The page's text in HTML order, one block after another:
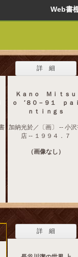
Web
詳 細
Ｋａｎｏ Ｍｉｔｓｕ
ｏ ′８０－９１ ｐａ
ｎｔｉｎｇｓ
加納光於／〔画〕 -- 小
店 -- １９９４．７
（画像なし）
詳 細